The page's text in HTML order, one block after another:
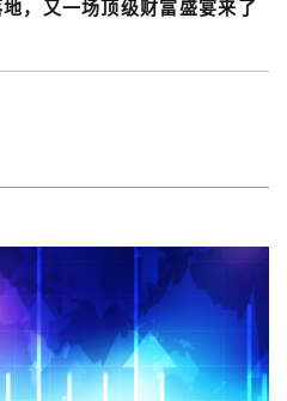
，又一场顶级财富盛宴来了